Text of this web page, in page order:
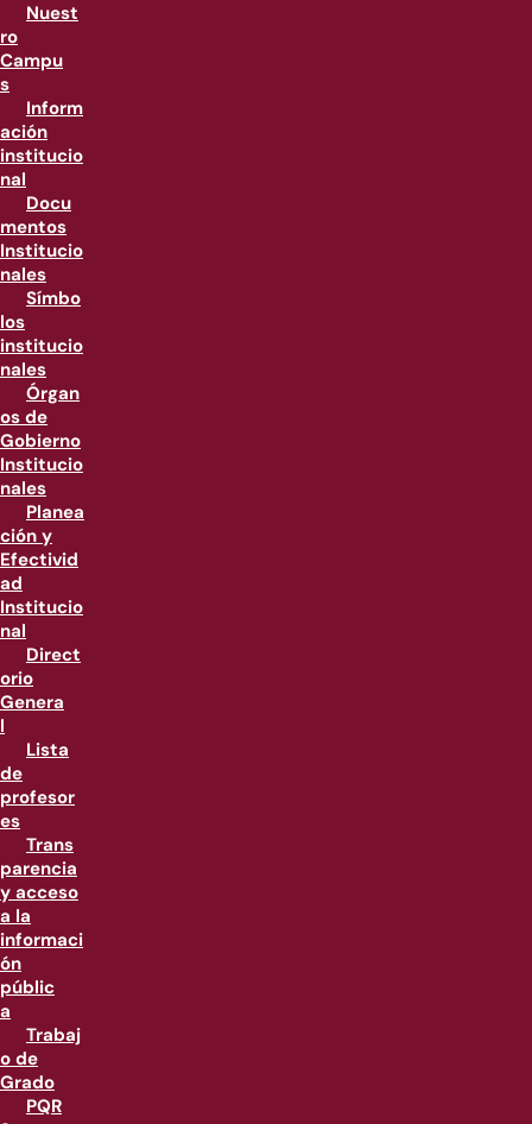
Nuest
ro
Campu
s
Inform
ación
institucio
nal
Docu
mentos
Institucio
nales
Símbo
los
institucio
nales
Órgan
os de
Gobierno
Institucio
nales
Planea
ción y
Efectivid
ad
Institucio
nal
Direct
orio
Genera
l
Lista
de
profesor
es
Trans
parencia
y acceso
a la
informaci
ón
públic
a
Trabaj
o de
Grado
PQR